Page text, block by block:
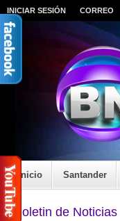
INICIAR SESIÓN CORREO
Inicio Santander
Boletin de Noticias